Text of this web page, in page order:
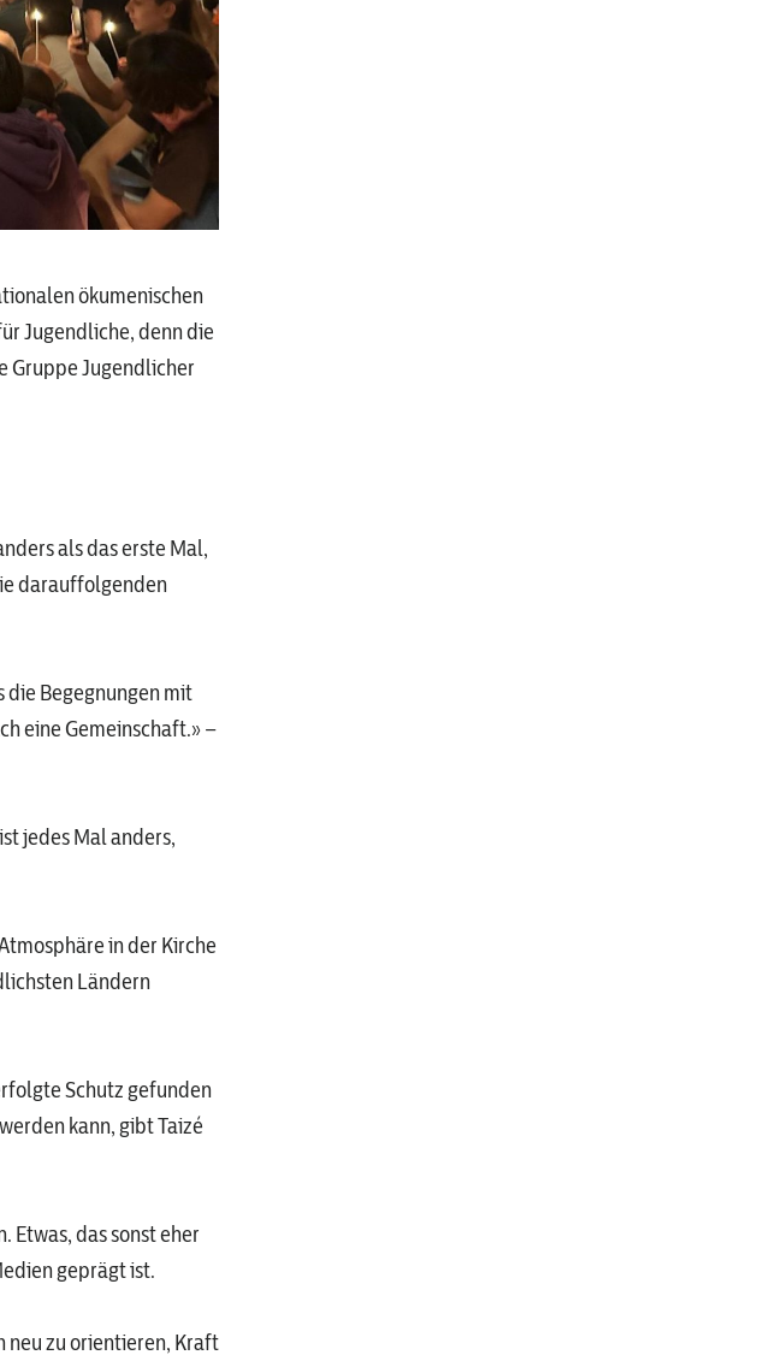
ökumenischen
Jugendliche, denn die
Gruppe Jugendlicher
als das erste Mal,
darauffolgenden
die Begegnungen mit
eine Gemeinschaft.» –
jedes Mal anders,
in der Kirche
Ländern
Schutz gefunden
kann, gibt Taizé
Etwas, das sonst eher
geprägt ist.
neu zu orientieren, Kraft